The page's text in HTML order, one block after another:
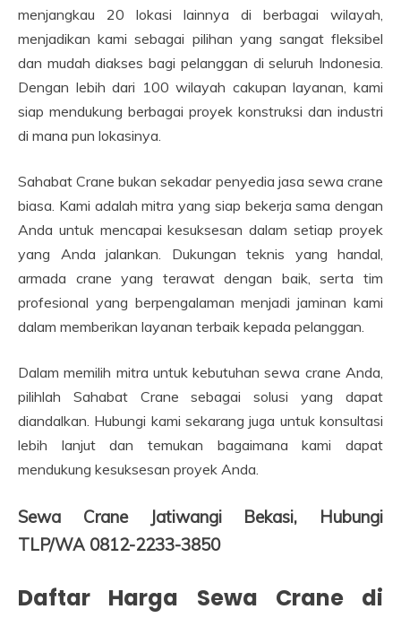
menjangkau 20 lokasi lainnya di berbagai wilayah,
menjadikan kami sebagai pilihan yang sangat fleksibel
dan mudah diakses bagi pelanggan di seluruh Indonesia.
Dengan lebih dari 100 wilayah cakupan layanan, kami
siap mendukung berbagai proyek konstruksi dan industri
di mana pun lokasinya.
Sahabat Crane bukan sekadar penyedia jasa sewa crane
biasa. Kami adalah mitra yang siap bekerja sama dengan
Anda untuk mencapai kesuksesan dalam setiap proyek
yang Anda jalankan. Dukungan teknis yang handal,
armada crane yang terawat dengan baik, serta tim
profesional yang berpengalaman menjadi jaminan kami
dalam memberikan layanan terbaik kepada pelanggan.
Dalam memilih mitra untuk kebutuhan sewa crane Anda,
pilihlah Sahabat Crane sebagai solusi yang dapat
diandalkan. Hubungi kami sekarang juga untuk konsultasi
lebih lanjut dan temukan bagaimana kami dapat
mendukung kesuksesan proyek Anda.
Sewa Crane Jatiwangi Bekasi, Hubungi
TLP/WA 0812-2233-3850
Daftar Harga Sewa Crane di